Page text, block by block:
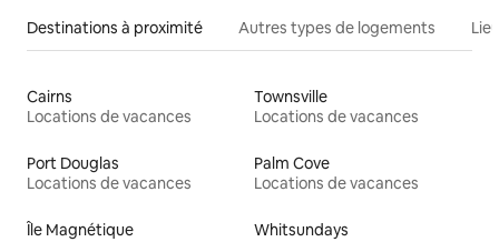
Destinations à proximité Autres types de logements
Cairns
Locations de vacances
Townsville
Locations de vacances
Port Douglas
Locations de vacances
Palm Cove
Locations de vacances
Île Magnétique
Whitsundays